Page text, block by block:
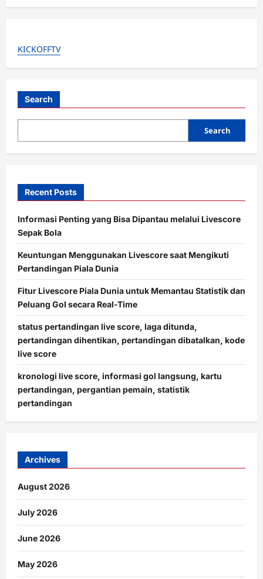
v
g
o
KICKOFFTV
Search
Search
Recent Posts
Informasi Penting yang Bisa Dipantau melalui Livescore
Sepak Bola
Keuntungan Menggunakan Livescore saat Mengikuti
Pertandingan Piala Dunia
Fitur Livescore Piala Dunia untuk Memantau Statistik dan
Peluang Gol secara Real-Time
status pertandingan live score, laga ditunda,
pertandingan dihentikan, pertandingan dibatalkan, kode
live score
kronologi live score, informasi gol langsung, kartu
pertandingan, pergantian pemain, statistik
pertandingan
Archives
August 2026
July 2026
June 2026
May 2026